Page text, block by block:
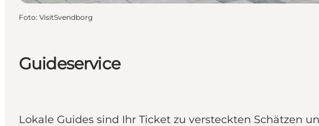
Guideservice
Lokale Guides sind Ihr Ticket zu versteckten Schätzen
Foto: VisitSvendborg